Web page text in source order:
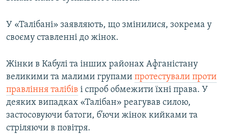
l
i
e
У «Талібані» заявляють, що змінилися, зокрема у
своєму ставленні до жінок.
Жінки в Кабулі та інших районах Афганістану
великими та малими групами протестували проти
правління талібів і спроб обмежити їхні права. У
деяких випадках «Талібан» реагував силою,
застосовуючи батоги, б’ючи жінок кийками та
стріляючи в повітря.